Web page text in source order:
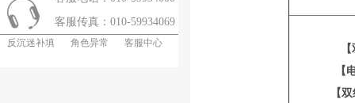
客服传真：010-59934069
反沉迷补填 角色异常 客服中心
【
【